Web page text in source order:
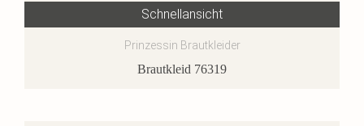
Schnellansicht
Prinzessin Brautkleider
Brautkleid 76319